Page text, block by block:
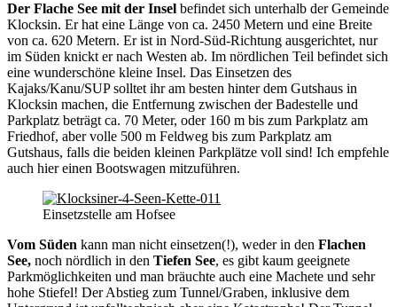
Der Flache See mit der Insel befindet sich unterhalb der Gemeinde
Klocksin. Er hat eine Länge von ca. 2450 Metern und eine Breite
von ca. 620 Metern. Er ist in Nord-Süd-Richtung ausgerichtet, nur
im Süden knickt er nach Westen ab. Im nördlichen Teil befindet sich
eine wunderschöne kleine Insel. Das Einsetzen des
Kajaks/Kanu/SUP solltet ihr am besten hinter dem Gutshaus in
Klocksin machen, die Entfernung zwischen der Badestelle und
Parkplatz beträgt ca. 70 Meter, oder 160 m bis zum Parkplatz am
Friedhof, aber volle 500 m Feldweg bis zum Parkplatz am
Gutshaus, falls die beiden kleinen Parkplätze voll sind! Ich empfehle
auch hier einen Bootswagen mitzuführen.
Einsetzstelle am Hofsee
Vom Süden kann man nicht einsetzen(!), weder in den Flachen
See, noch nördlich in den Tiefen See, es gibt kaum geeignete
Parkmöglichkeiten und man bräuchte auch eine Machete und sehr
hohe Stiefel! Der Abstieg zum Tunnel/Graben, inklusive dem